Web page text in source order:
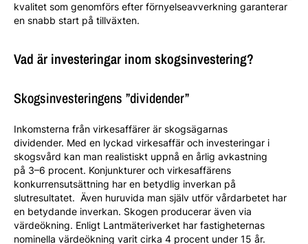
kvalitet som genomförs efter förnyelseavverkning garanterar
en snabb start på tillväxten.
Vad är investeringar inom skogsinvestering?
Skogsinvesteringens ”dividender”
Inkomsterna från virkesaffärer är skogsägarnas
dividender. Med en lyckad virkesaffär och investeringar i
skogsvård kan man realistiskt uppnå en årlig avkastning
på 3–6 procent. Konjunkturer och virkesaffärens
konkurrensutsättning har en betydlig inverkan på
slutresultatet. Även huruvida man själv utför vårdarbetet har
en betydande inverkan. Skogen producerar även via
värdeökning. Enligt Lantmäteriverket har fastigheternas
nominella värdeökning varit cirka 4 procent under 15 år.